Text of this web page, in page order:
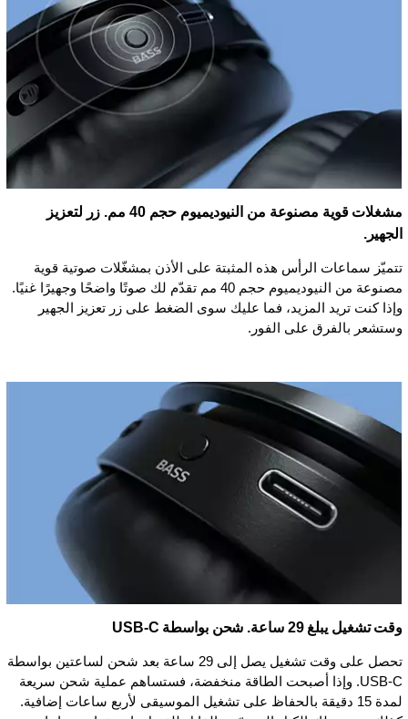
مشغلات قوية مصنوعة من النيوديميوم حجم 40 مم. زر لتعزيز
الجهير.
تتميّز سماعات الرأس هذه المثبتة على الأذن بمشغّلات صوتية قوية
مصنوعة من النيوديميوم حجم 40 مم تقدّم لك صوتًا واضحًا وجهيرًا غنيًا.
وإذا كنت تريد المزيد، فما عليك سوى الضغط على زر تعزيز الجهير
وستشعر بالفرق على الفور.
وقت تشغيل يبلغ 29 ساعة. شحن بواسطة USB-C
تحصل على وقت تشغيل يصل إلى 29 ساعة بعد شحن لساعتين بواسطة
USB-C. وإذا أصبحت الطاقة منخفضة، فستساهم عملية شحن سريعة
لمدة 15 دقيقة بالحفاظ على تشغيل الموسيقى لأربع ساعات إضافية.